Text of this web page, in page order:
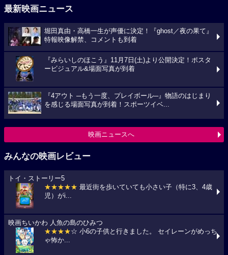
最新映画ニュース
堀田真由・高橋一生が声優に決定！『ghost／夜の果て』
特報映像解禁、コメントも到着
『みらいしのほこう』11月7日(土)より公開決定！ポスタ
ービジュアル&場面写真が到着
『4アウト ─もう一度、プレイボール─』物語のはじまり
を感じる場面写真が到着！スポーツイベ...
映画ニュースへ
みんなの映画レビュー
トイ・ストーリー5
★★★★★ 最近街を歩いていても小さい子（特に3、4歳
児）がi...
映画ちいかわ 人魚の島のひみつ
★★★★☆ 小6の子供と行きました。 セイレーンがめっち
ゃ怖か...